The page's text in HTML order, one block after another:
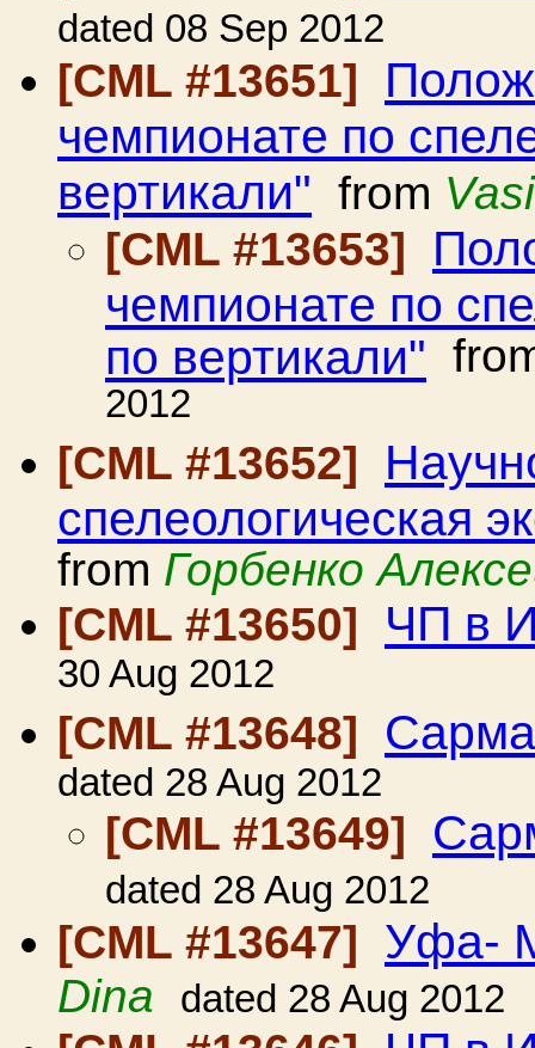
dated 08 Sep 2012
[CML #13651]
чемпионате по
вертикали" from
[CML #13653]
чемпионате по
по вертикали"
2012
[CML #13652]
спелеологическая
from Горбенко
[CML #13650]
ЧП в
30 Aug 2012
[CML #13648]
dated 28 Aug 2012
[CML #13649]
dated 28 Aug 2012
[CML #13647] Уфа-
Dina dated 28 Aug 2012